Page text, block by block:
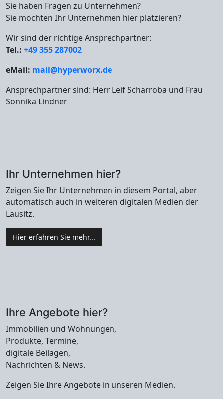
Sie haben Fragen zu Unternehmen?
Sie möchten Ihr Unternehmen hier platzieren?
Wir sind der richtige Ansprechpartner:
Tel.: +49 355 287002
eMail: mail@hyperworx.de
Ansprechpartner sind: Herr Leif Scharroba und Frau
Sonnika Lindner
Ihr Unternehmen hier?
Zeigen Sie Ihr Unternehmen in diesem Portal, aber
automatisch auch in weiteren digitalen Medien der
Lausitz.
Hier erfahren Sie mehr...
Ihre Angebote hier?
Immobilien und Wohnungen,
Produkte, Termine,
digitale Beilagen,
Nachrichten & News.
Zeigen Sie Ihre Angebote in unseren Medien.